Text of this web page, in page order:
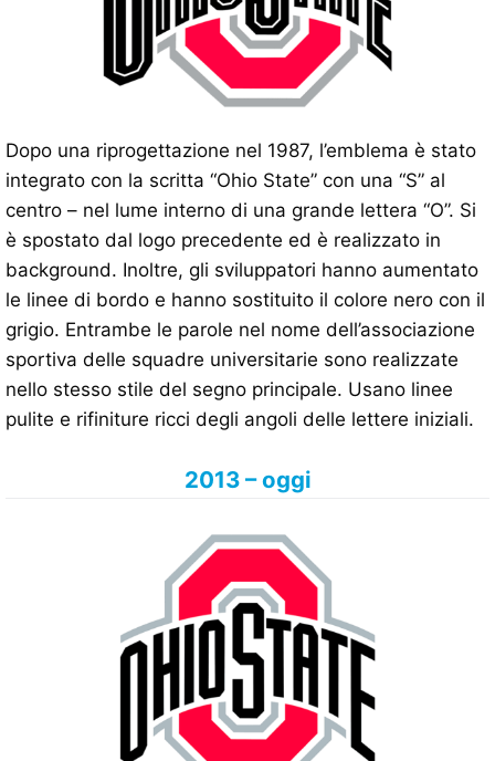
Dopo una riprogettazione nel 1987, l’emblema è stato
integrato con la scritta “Ohio State” con una “S” al
centro – nel lume interno di una grande lettera “O”. Si
è spostato dal logo precedente ed è realizzato in
background. Inoltre, gli sviluppatori hanno aumentato
le linee di bordo e hanno sostituito il colore nero con il
grigio. Entrambe le parole nel nome dell’associazione
sportiva delle squadre universitarie sono realizzate
nello stesso stile del segno principale. Usano linee
pulite e rifiniture ricci degli angoli delle lettere iniziali.
2013 – oggi